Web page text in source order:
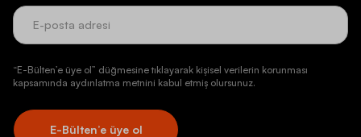
“E-Bülten’e üye ol” düğmesine tıklayarak kişisel verilerin korunması
kapsamında aydınlatma metnini kabul etmiş olursunuz.
E-Bülten’e üye ol